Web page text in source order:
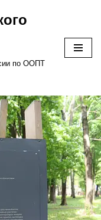
по ООПТ